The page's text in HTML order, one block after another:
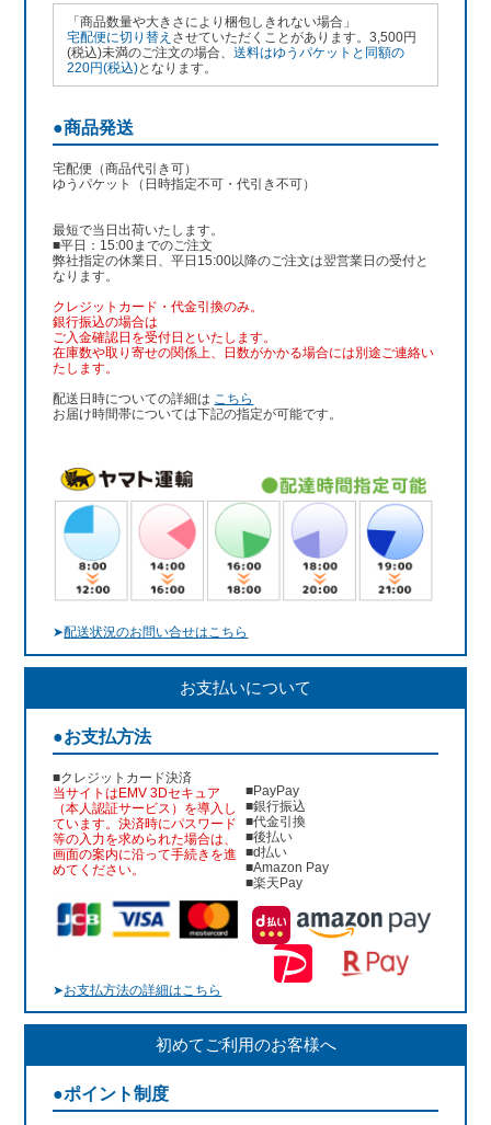
「商品数量や大きさにより梱包しきれない場合」
宅配便に切り替え させていただくことがあります。3,500円
(税込)未満のご注文の場合、送料はゆうパケットと同額の
220円(税込)となります。
●商品発送
宅配便（商品代引き可）
ゆうパケット（日時指定不可・代引き不可）
最短で当日出荷いたします。
■平日：15:00までのご注文
弊社指定の休業日、平日15:00以降のご注文は翌営業日の受付と
なります。
クレジットカード・代金引換のみ。
銀行振込の場合は
ご入金確認日を受付日といたします。
在庫数や取り寄せの関係上、日数がかかる場合には別途ご連絡い
たします。
配送日時についての詳細は こちら
お届け時間帯については下記の指定が可能です。
➤配送状況のお問い合せはこちら
お支払いについて
●お支払方法
■クレジットカード決済
当サイトはEMV 3Dセキュア
（本人認証サービス）を導入し
ています。決済時にパスワード
等の入力を求められた場合は、
画面の案内に沿って手続きを進
めてください。
■PayPay
■銀行振込
■代金引換
■後払い
■d払い
■Amazon Pay
■楽天Pay
➤お支払方法の詳細はこちら
初めてご利用のお客様へ
●ポイント制度